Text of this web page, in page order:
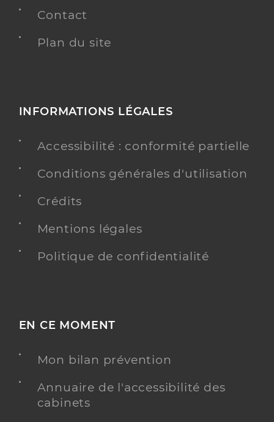
Contact
Plan du site
INFORMATIONS LÉGALES
Accessibilité : conformité partielle
Conditions générales d'utilisation
Crédits
Mentions légales
Politique de confidentialité
EN CE MOMENT
Mon bilan prévention
Annuaire de l'accessibilité des
cabinets